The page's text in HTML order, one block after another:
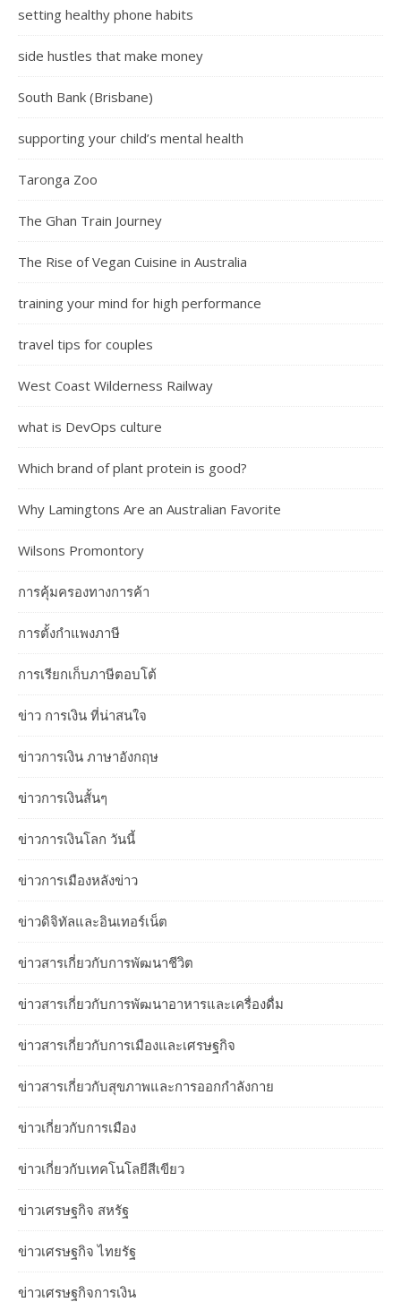
setting healthy phone habits
side hustles that make money
South Bank (Brisbane)
supporting your child’s mental health
Taronga Zoo
The Ghan Train Journey
The Rise of Vegan Cuisine in Australia
training your mind for high performance
travel tips for couples
West Coast Wilderness Railway
what is DevOps culture
Which brand of plant protein is good?
Why Lamingtons Are an Australian Favorite
Wilsons Promontory
การคุ้มครองทางการค้า
การตั้งกำแพงภาษี
การเรียกเก็บภาษีตอบโต้
ข่าว การเงิน ที่น่าสนใจ
ข่าวการเงิน ภาษาอังกฤษ
ข่าวการเงินสั้นๆ
ข่าวการเงินโลก วันนี้
ข่าวการเมืองหลังข่าว
ข่าวดิจิทัลและอินเทอร์เน็ต
ข่าวสารเกี่ยวกับการพัฒนาชีวิต
ข่าวสารเกี่ยวกับการพัฒนาอาหารและเครื่องดื่ม
ข่าวสารเกี่ยวกับการเมืองและเศรษฐกิจ
ข่าวสารเกี่ยวกับสุขภาพและการออกกำลังกาย
ข่าวเกี่ยวกับการเมือง
ข่าวเกี่ยวกับเทคโนโลยีสีเขียว
ข่าวเศรษฐกิจ สหรัฐ
ข่าวเศรษฐกิจ ไทยรัฐ
ข่าวเศรษฐกิจการเงิน